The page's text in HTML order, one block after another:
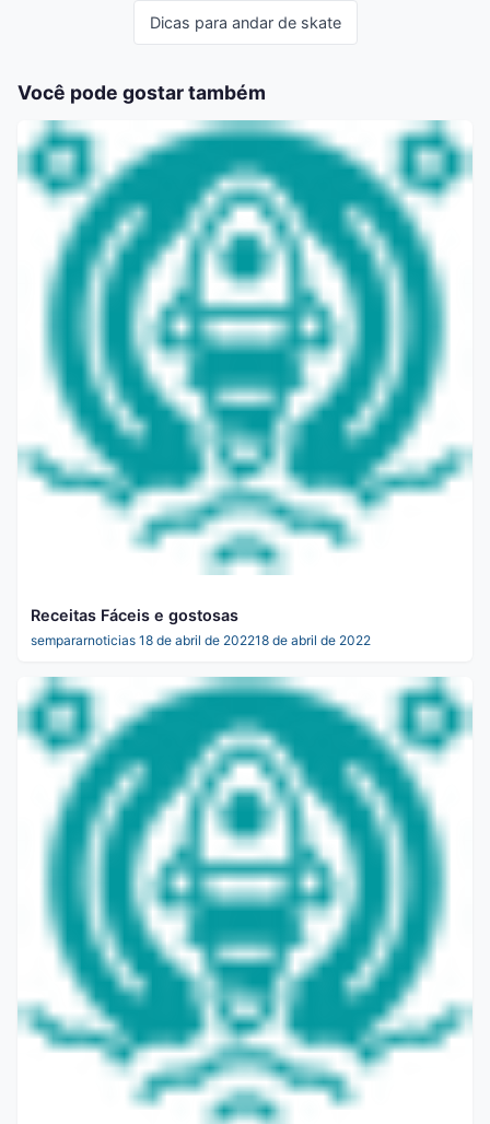
Dicas para andar de skate
Você pode gostar também
Receitas Fáceis e gostosas
sempararnoticias 18 de abril de 202218 de abril de 2022